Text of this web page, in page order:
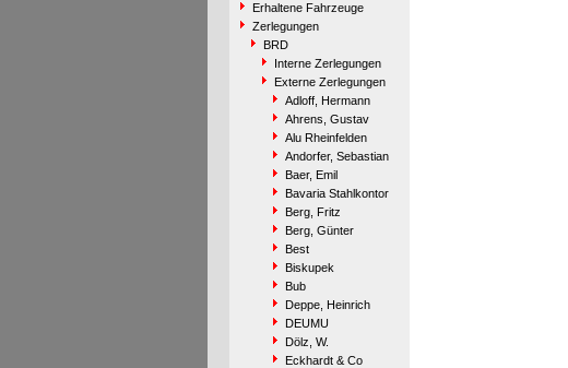
Erhaltene Fahrzeuge
Zerlegungen
BRD
Interne Zerlegungen
Externe Zerlegungen
Adloff, Hermann
Ahrens, Gustav
Alu Rheinfelden
Andorfer, Sebastian
Baer, Emil
Bavaria Stahlkontor
Berg, Fritz
Berg, Günter
Best
Biskupek
Bub
Deppe, Heinrich
DEUMU
Dölz, W.
Eckhardt & Co